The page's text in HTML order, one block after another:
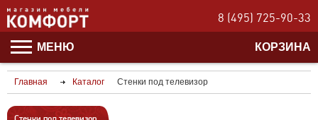
8 (495) 725-90-33
МЕНЮ КОРЗИНА
Главная Каталог Стенки под телевизор